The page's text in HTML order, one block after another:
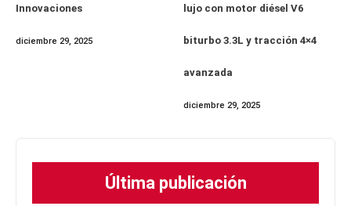
Innovaciones
diciembre 29, 2025
lujo con motor diésel V6
biturbo 3.3L y tracción 4×4
avanzada
diciembre 29, 2025
Última publicación